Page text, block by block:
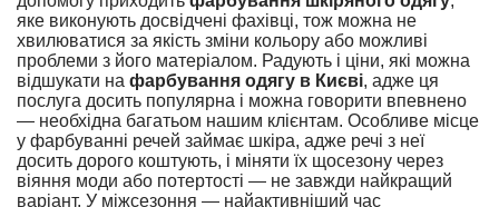
яке виконують досвідчені фахівці, тож можна не
хвилюватися за якість зміни кольору або можливі
проблеми з його матеріалом. Радують і ціни, які можна
відшукати на фарбування одягу в Києві, адже ця
послуга досить популярна і можна говорити впевнено
— необхідна багатьом нашим клієнтам. Особливе місце
у фарбуванні речей займає шкіра, адже речі з неї
досить дорого коштують, і міняти їх щосезону через
віяння моди або потертості — не завжди найкращий
варіант. У міжсезоння — найактивніший час